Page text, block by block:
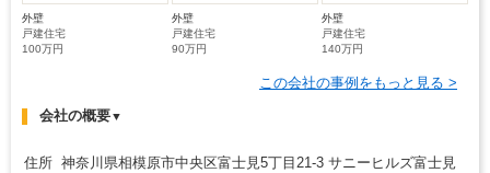
外壁
戸建住宅
100万円
外壁
戸建住宅
90万円
外壁
戸建住宅
140万円
この会社の事例をもっと見る >
会社の概要▼
住所 神奈川県相模原市中央区富士見5丁目21-3 サニーヒルズ富士見